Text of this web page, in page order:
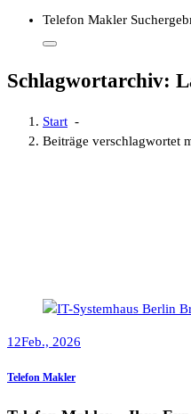
Telefon Makler
Schlagwortarchiv:
Start -
Beiträge verschlagwortet
12Feb., 2026
Telefon Makler